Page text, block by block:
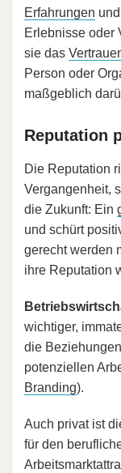
Erfahrungen
Erlebnisse oder
sie das
Person oder
maßgeblich
Reputation
Die Reputation
Vergangenheit,
die Zukunft: Ein
und schürt
gerecht werden
ihre Reputation
wichtiger,
die
potenziellen
Branding).
Auch privat ist
für den